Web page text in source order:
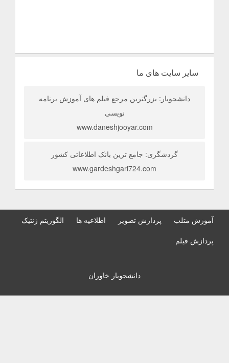
سایر سایت های ما
دانشجویار: بزرگترین مرجع فیلم های آموزش برنامه
نویسی
www.daneshjooyar.com
گردشگری: جامع ترین بانک اطلاعاتی کشور
www.gardeshgari724.com
آموزش متلب پردازش تصویر اطلاعیه ها
الگوریتم ژنتیک
پردازش فیلم
دانشجویار خاوران